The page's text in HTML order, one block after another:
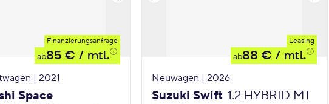
Finanzierungsanfrage
ab85 € / mtl.
| 2021
Space
Leasing
ab88 € / mtl.
Neuwagen | 2026
Suzuki Swift 1.2 HYBRID MT